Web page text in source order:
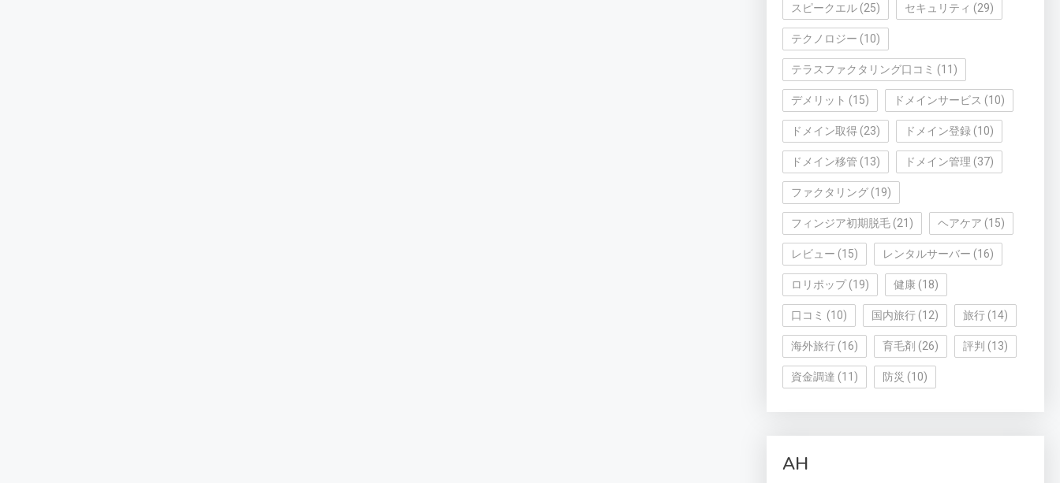
スピークエル(25) セキュリティ (29)
テクノロジー (10)
テラスファクタリング口コミ (11)
デメリット (15) ドメインサービス (10)
ドメイン取得(23) ドメイン登録 (10)
ドメイン移管 (13) ドメイン管理 (37)
ファクタリング(19)
フィンジア初期脱毛(21) ヘアケア (15)
レビュー (15) レンタルサーバー (16)
ロリポップ(19) 健康(18)
口コミ (10) 国内旅行(12) 旅行(14)
海外旅行(16) 育毛剤 (26) 評判 (13)
資金調達 (11) 防災 (10)
AH